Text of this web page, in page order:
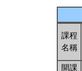
課程
名稱
開課